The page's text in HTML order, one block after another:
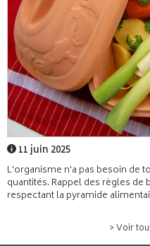
11 juin 2025
L'organisme n'a pas besoin de
quantités. Rappel des règles
respectant la pyramide
> Voir